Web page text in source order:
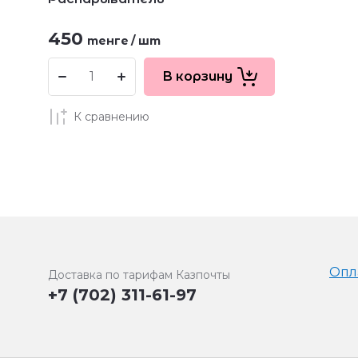
450 тенге /шт
В корзину
К сравнению
Доставка по тарифам Казпочты
+7 (702) 311-61-97